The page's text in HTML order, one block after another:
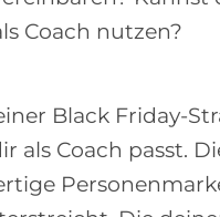
Coach nutzen?
Black Friday-
als Coach passt.